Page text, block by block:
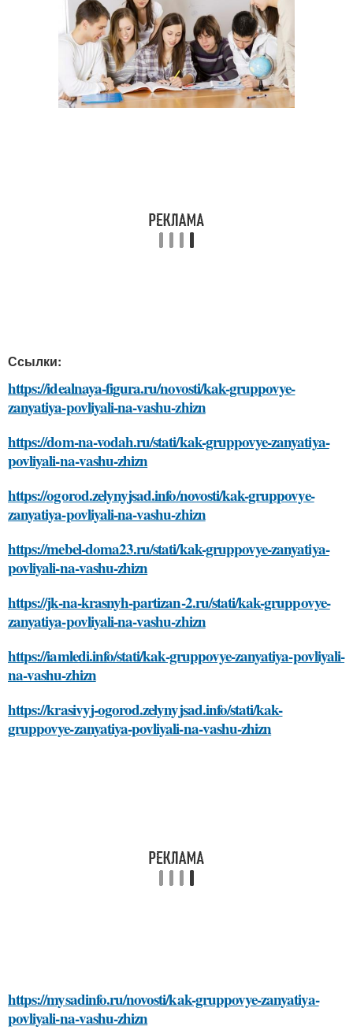
Ссылки:
https://idealnaya-figura.ru/novosti/kak-gruppovye-
zanyatiya-povliyali-na-vashu-zhizn
https://dom-na-vodah.ru/stati/kak-gruppovye-zanyatiya-
povliyali-na-vashu-zhizn
https://ogorod.zelynyjsad.info/novosti/kak-gruppovye-
zanyatiya-povliyali-na-vashu-zhizn
https://mebel-doma23.ru/stati/kak-gruppovye-zanyatiya-
povliyali-na-vashu-zhizn
https://jk-na-krasnyh-partizan-2.ru/stati/kak-gruppovye-
zanyatiya-povliyali-na-vashu-zhizn
https://iamledi.info/stati/kak-gruppovye-zanyatiya-povliyali-
na-vashu-zhizn
https://krasivyj-ogorod.zelynyjsad.info/stati/kak-
gruppovye-zanyatiya-povliyali-na-vashu-zhizn
https://mysadinfo.ru/novosti/kak-gruppovye-zanyatiya-
povliyali-na-vashu-zhizn